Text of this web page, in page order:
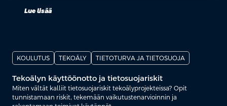
Lue lisää
KOULUTUS TEKOÄLY TIETOTURVA JA TIETOSUOJA
Tekoälyn käyttöönotto ja tietosuojariskit
Miten vältät kalliit tietosuojariskit tekoälyprojekteissa? Opit
tunnistamaan riskit, tekemään vaikutustenarvioinnin ja